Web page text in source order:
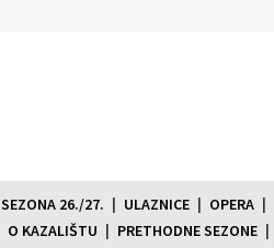
SEZONA 26./27. ULAZNICE OPERA
O KAZALIŠTU PRETHODNE SEZONE